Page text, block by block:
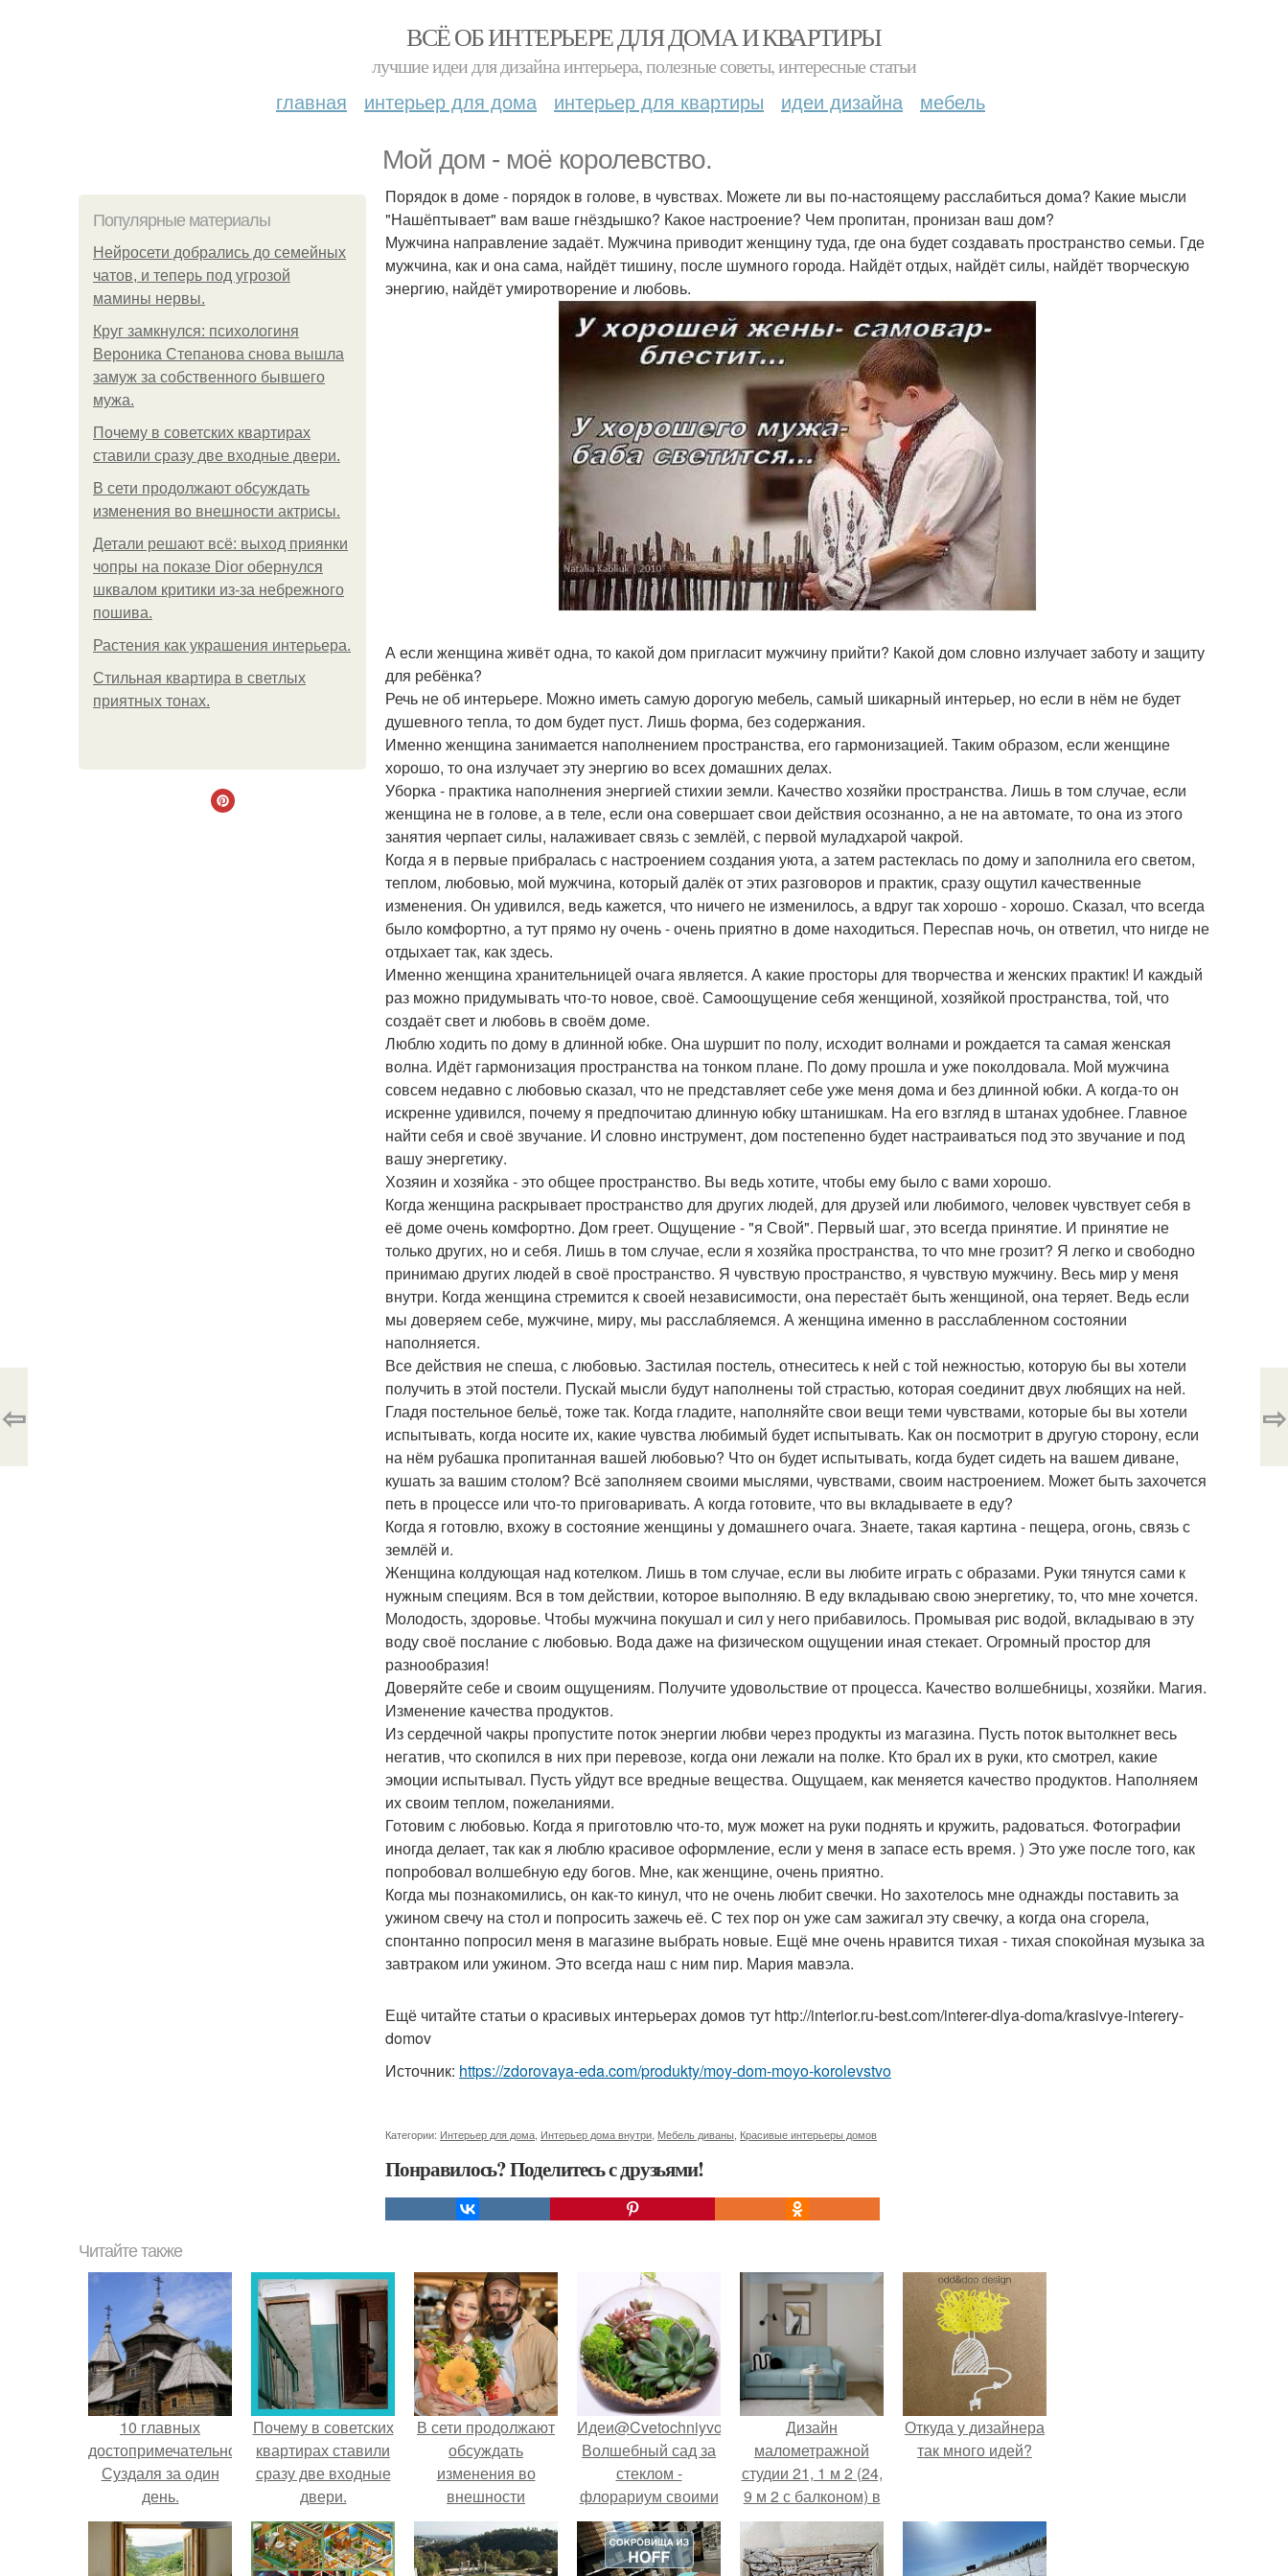
ВСЁ ОБ ИНТЕРЬЕРЕ ДЛЯ ДОМА И КВАРТИРЫ
лучшие идеи для дизайна интерьера, полезные советы, интересные статьи
главная интерьер для дома интерьер для квартиры идеи дизайна мебель
Мой дом - моё королевство.
Популярные материалы
Нейросети добрались до семейных
чатов, и теперь под угрозой
мамины нервы.
Круг замкнулся: психологиня
Вероника Степанова снова вышла
замуж за собственного бывшего
мужа.
Почему в советских квартирах
ставили сразу две входные двери.
В сети продолжают обсуждать
изменения во внешности актрисы.
Детали решают всё: выход приянки
чопры на показе Dior обернулся
шквалом критики из-за небрежного
пошива.
Растения как украшения интерьера.
Стильная квартира в светлых
приятных тонах.
Порядок в доме - порядок в голове, в чувствах. Можете ли вы по-настоящему расслабиться дома? Какие мысли
"Нашёптывает" вам ваше гнёздышко? Какое настроение? Чем пропитан, пронизан ваш дом?
Мужчина направление задаёт. Мужчина приводит женщину туда, где она будет создавать пространство семьи. Где
мужчина, как и она сама, найдёт тишину, после шумного города. Найдёт отдых, найдёт силы, найдёт творческую
энергию, найдёт умиротворение и любовь.
А если женщина живёт одна, то какой дом пригласит мужчину прийти? Какой дом словно излучает заботу и защиту
для ребёнка?
Речь не об интерьере. Можно иметь самую дорогую мебель, самый шикарный интерьер, но если в нём не будет
душевного тепла, то дом будет пуст. Лишь форма, без содержания.
Именно женщина занимается наполнением пространства, его гармонизацией. Таким образом, если женщине
хорошо, то она излучает эту энергию во всех домашних делах.
Уборка - практика наполнения энергией стихии земли. Качество хозяйки пространства. Лишь в том случае, если
женщина не в голове, а в теле, если она совершает свои действия осознанно, а не на автомате, то она из этого
занятия черпает силы, налаживает связь с землёй, с первой муладхарой чакрой.
Когда я в первые прибралась с настроением создания уюта, а затем растеклась по дому и заполнила его светом,
теплом, любовью, мой мужчина, который далёк от этих разговоров и практик, сразу ощутил качественные
изменения. Он удивился, ведь кажется, что ничего не изменилось, а вдруг так хорошо - хорошо. Сказал, что всегда
было комфортно, а тут прямо ну очень - очень приятно в доме находиться. Переспав ночь, он ответил, что нигде не
отдыхает так, как здесь.
Именно женщина хранительницей очага является. А какие просторы для творчества и женских практик! И каждый
раз можно придумывать что-то новое, своё. Самоощущение себя женщиной, хозяйкой пространства, той, что
создаёт свет и любовь в своём доме.
Люблю ходить по дому в длинной юбке. Она шуршит по полу, исходит волнами и рождается та самая женская
волна. Идёт гармонизация пространства на тонком плане. По дому прошла и уже поколдовала. Мой мужчина
совсем недавно с любовью сказал, что не представляет себе уже меня дома и без длинной юбки. А когда-то он
искренне удивился, почему я предпочитаю длинную юбку штанишкам. На его взгляд в штанах удобнее. Главное
найти себя и своё звучание. И словно инструмент, дом постепенно будет настраиваться под это звучание и под
вашу энергетику.
Хозяин и хозяйка - это общее пространство. Вы ведь хотите, чтобы ему было с вами хорошо.
Когда женщина раскрывает пространство для других людей, для друзей или любимого, человек чувствует себя в
её доме очень комфортно. Дом греет. Ощущение - "я Свой". Первый шаг, это всегда принятие. И принятие не
только других, но и себя. Лишь в том случае, если я хозяйка пространства, то что мне грозит? Я легко и свободно
принимаю других людей в своё пространство. Я чувствую пространство, я чувствую мужчину. Весь мир у меня
внутри. Когда женщина стремится к своей независимости, она перестаёт быть женщиной, она теряет. Ведь если
мы доверяем себе, мужчине, миру, мы расслабляемся. А женщина именно в расслабленном состоянии
наполняется.
Все действия не спеша, с любовью. Застилая постель, отнеситесь к ней с той нежностью, которую бы вы хотели
получить в этой постели. Пускай мысли будут наполнены той страстью, которая соединит двух любящих на ней.
Гладя постельное бельё, тоже так. Когда гладите, наполняйте свои вещи теми чувствами, которые бы вы хотели
испытывать, когда носите их, какие чувства любимый будет испытывать. Как он посмотрит в другую сторону, если
на нём рубашка пропитанная вашей любовью? Что он будет испытывать, когда будет сидеть на вашем диване,
кушать за вашим столом? Всё заполняем своими мыслями, чувствами, своим настроением. Может быть захочется
петь в процессе или что-то приговаривать. А когда готовите, что вы вкладываете в еду?
Когда я готовлю, вхожу в состояние женщины у домашнего очага. Знаете, такая картина - пещера, огонь, связь с
землёй и.
Женщина колдующая над котелком. Лишь в том случае, если вы любите играть с образами. Руки тянутся сами к
нужным специям. Вся в том действии, которое выполняю. В еду вкладываю свою энергетику, то, что мне хочется.
Молодость, здоровье. Чтобы мужчина покушал и сил у него прибавилось. Промывая рис водой, вкладываю в эту
воду своё послание с любовью. Вода даже на физическом ощущении иная стекает. Огромный простор для
разнообразия!
Доверяйте себе и своим ощущениям. Получите удовольствие от процесса. Качество волшебницы, хозяйки. Магия.
Изменение качества продуктов.
Из сердечной чакры пропустите поток энергии любви через продукты из магазина. Пусть поток вытолкнет весь
негатив, что скопился в них при перевозе, когда они лежали на полке. Кто брал их в руки, кто смотрел, какие
эмоции испытывал. Пусть уйдут все вредные вещества. Ощущаем, как меняется качество продуктов. Наполняем
их своим теплом, пожеланиями.
Готовим с любовью. Когда я приготовлю что-то, муж может на руки поднять и кружить, радоваться. Фотографии
иногда делает, так как я люблю красивое оформление, если у меня в запасе есть время. ) Это уже после того, как
попробовал волшебную еду богов. Мне, как женщине, очень приятно.
Когда мы познакомились, он как-то кинул, что не очень любит свечки. Но захотелось мне однажды поставить за
ужином свечу на стол и попросить зажечь её. С тех пор он уже сам зажигал эту свечку, а когда она сгорела,
спонтанно попросил меня в магазине выбрать новые. Ещё мне очень нравится тихая - тихая спокойная музыка за
завтраком или ужином. Это всегда наш с ним пир. Мария мавэла.
Ещё читайте статьи о красивых интерьерах домов тут http://interior.ru-best.com/interer-dlya-doma/krasivye-interery-
domov
Источник: https://zdorovaya-eda.com/produkty/moy-dom-moyo-korolevstvo
Категории: Интерьер для дома Интерьер дома внутри Мебель диваны Красивые интерьеры домов
Понравилось? Поделитесь с друзьями!
⇦ ⇨
Читайте также
10 главных
достопримечательностей
Суздаля за один
день.
Почему в советских
квартирах ставили
сразу две входные
двери.
В сети продолжают
обсуждать
изменения во
внешности
актрисы.
Идеи@Cvetochniyvodopad.
Волшебный сад за
стеклом -
флорариум своими
руками?
Дизайн
малометражной
студии 21, 1 м 2 (24,
9 м 2 с балконом) в
Краснодаре.
Откуда у дизайнера
так много идей?